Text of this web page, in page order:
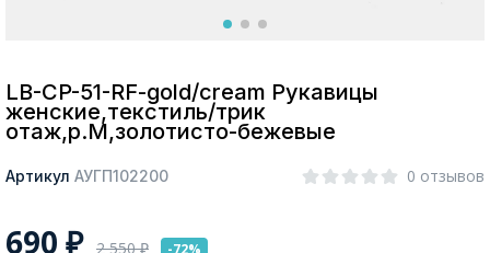
LB-CP-51-RF-gold/cream Рукавицы
женские,текстиль/трик
отаж,р.M,золотисто-бежевые
Артикул АУГП102200 0 отзывов
690 ₽ 2 550₽